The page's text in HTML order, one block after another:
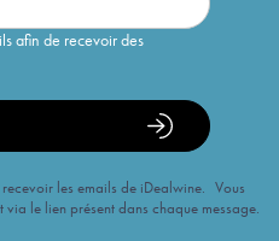
afin de recevoir des
les emails de iDealwine. Vous
le lien présent dans chaque message.